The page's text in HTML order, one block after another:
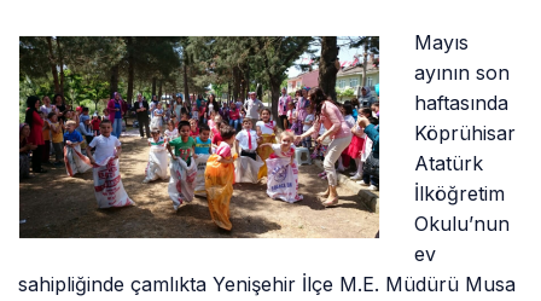
Mayıs
ayının son
haftasında
Köprühisar
Atatürk
İlköğretim
Okulu’nun
ev
sahipliğinde çamlıkta Yenişehir İlçe M.E. Müdürü Musa